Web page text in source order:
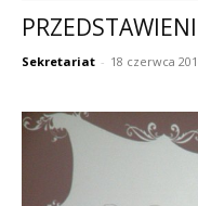
Sekretariat - 18 czerwca